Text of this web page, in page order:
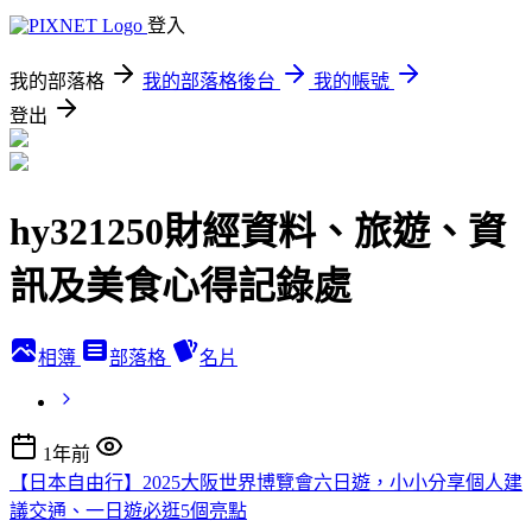
登入
我的部落格 我的部落格後台
我的帳號
登出
hy321250財經資料、旅遊、資
訊及美食心得記錄處
相簿 部落格 名片
1年前
【日本自由行】2025大阪世界博覽會六日遊，小小分享個人建
議交通、一日遊必逛5個亮點